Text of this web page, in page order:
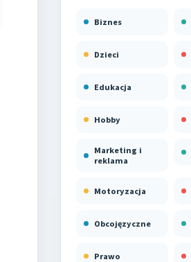
Biznes
Dzieci
Edukacja
Hobby
Marketing i
reklama
Motoryzacja
Obcojęzyczne
Prawo